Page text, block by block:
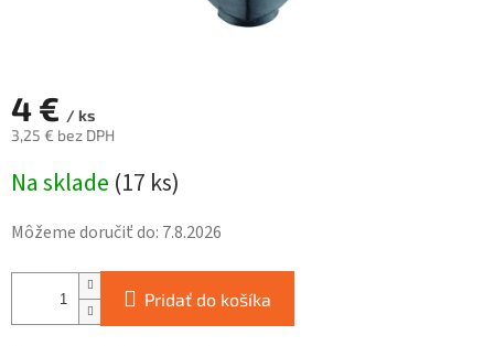
4 € / ks
3,25 € bez DPH
cena:
Na sklade (17 ks)
Môžeme doručiť do: 7.8.2026
Pridať do košíka